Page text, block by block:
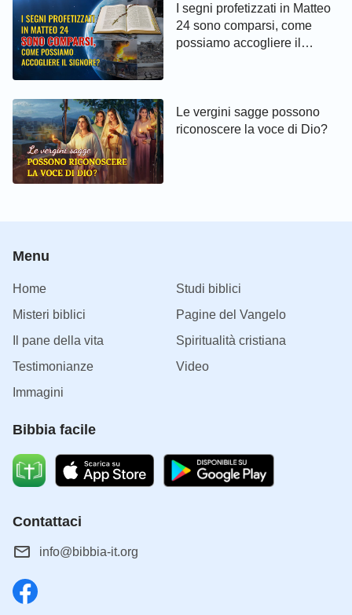
I segni profetizzati in Matteo
24 sono comparsi, come
possiamo accogliere il
Le vergini sagge possono
riconoscere la voce di Dio?
Menu
Home
Studi biblici
Misteri biblici
Pagine del Vangelo
Il pane della vita
Spiritualità cristiana
Testimonianze
Video
Immagini
Bibbia facile
Contattaci
info@bibbia-it.org